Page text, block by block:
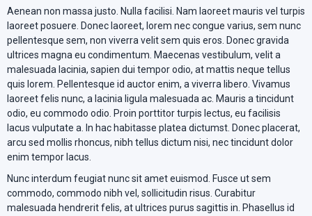
Aenean non massa justo. Nulla facilisi. Nam laoreet mauris vel turpis
laoreet posuere. Donec laoreet, lorem nec congue varius, sem nunc
pellentesque sem, non viverra velit sem quis eros. Donec gravida
ultrices magna eu condimentum. Maecenas vestibulum, velit a
malesuada lacinia, sapien dui tempor odio, at mattis neque tellus
quis lorem. Pellentesque id auctor enim, a viverra libero. Vivamus
laoreet felis nunc, a lacinia ligula malesuada ac. Mauris a tincidunt
odio, eu commodo odio. Proin porttitor turpis lectus, eu facilisis
lacus vulputate a. In hac habitasse platea dictumst. Donec placerat,
arcu sed mollis rhoncus, nibh tellus dictum nisi, nec tincidunt dolor
enim tempor lacus.
Nunc interdum feugiat nunc sit amet euismod. Fusce ut sem
commodo, commodo nibh vel, sollicitudin risus. Curabitur
malesuada hendrerit felis, at ultrices purus sagittis in. Phasellus id